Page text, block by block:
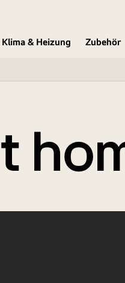
Klima & Heizung Zubehör